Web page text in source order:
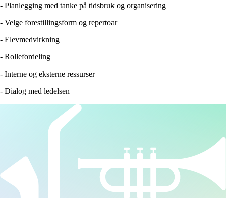
- Planlegging med tanke på tidsbruk og organisering
- Velge forestillingsform og repertoar
- Elevmedvirkning
- Rollefordeling
- Interne og eksterne ressurser
- Dialog med ledelsen